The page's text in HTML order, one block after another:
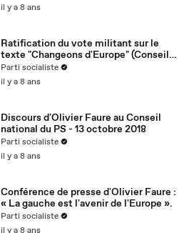
il y a 8 ans
Ratification du vote militant sur le
texte "Changeons d'Europe" (Conseil
national du 13/10/2018)
Parti socialiste
il y a 8 ans
Discours d'Olivier Faure au Conseil
national du PS - 13 octobre 2018
Parti socialiste
il y a 8 ans
Conférence de presse d'Olivier Faure :
« La gauche est l'avenir de l'Europe ».
Parti socialiste